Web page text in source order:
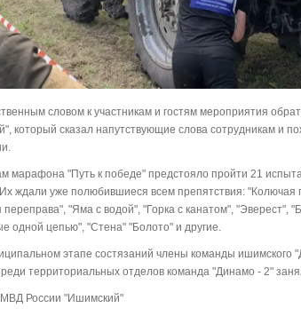
словом к участникам и гостям мероприятия
который сказал напутствующие слова сотрудникам и
марафона "Путь к победе" предстояло пройти 21
Их ждали уже полюбившиеся всем препятствия:
переправа", "Яма с водой", "Горка с канатом", "Эверест",
одной цепью", "Стена" "Болото" и другие.
этапе состязаний члены команды ишимского
территориальных отделов команда "Динамо - 2"
России "Ишимский"